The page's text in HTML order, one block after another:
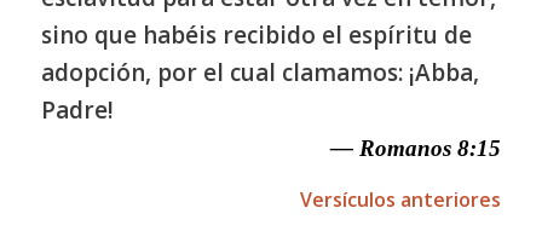
sino que habéis recibido el espíritu de
adopción, por el cual clamamos: ¡Abba,
Padre!
— Romanos 8:15
Versículos anteriores